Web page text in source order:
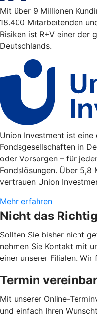
Mit über 9 Millionen
18.400 Mitarbeitenden
Risiken ist R+V einer der
Deutschlands.
Union Investment ist eine
Fondsgesellschaften in
oder Vorsorgen – für
Fondslösungen. Über 5,8
vertrauen Union
Mehr erfahren
Nicht das
Sollten Sie bisher nicht
nehmen Sie Kontakt mit
einer unserer Filialen. Wir
Termin
Mit unserer Online-
und einfach Ihren